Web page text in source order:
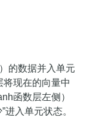
的数据并入单元
现在的向量中
函数层左侧）
入单元状态。